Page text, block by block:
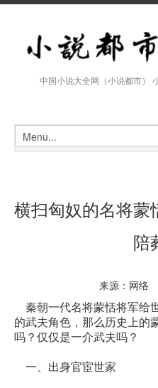
中国小说大全网（小说都市）
横扫匈奴的名将蒙
陪
来源：网
秦朝一代名将蒙恬将军给
的武夫角色，那么历史上的
吗？仅仅是一介武夫吗？
一、出身官宦世家